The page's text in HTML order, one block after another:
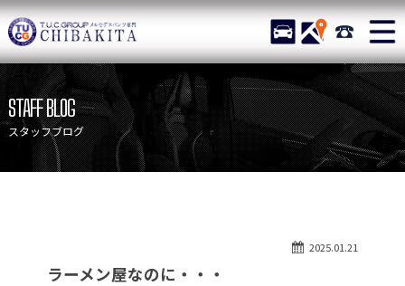
TUCグループ メルセデスベ
STOCK ACCESS 043-
ニュース
在庫リスト
目玉車両一覧
店舗紹介
保証＆サービス
アクセスマップ
自動車保険
STAFF BLOG
スタッフブログ
2025.01.21
ラーメン屋なのに・・・